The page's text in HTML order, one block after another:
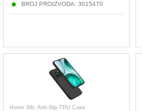
BROJ PROIZVODA: 3015470
Honor X8c Anti-Slip TPU Case